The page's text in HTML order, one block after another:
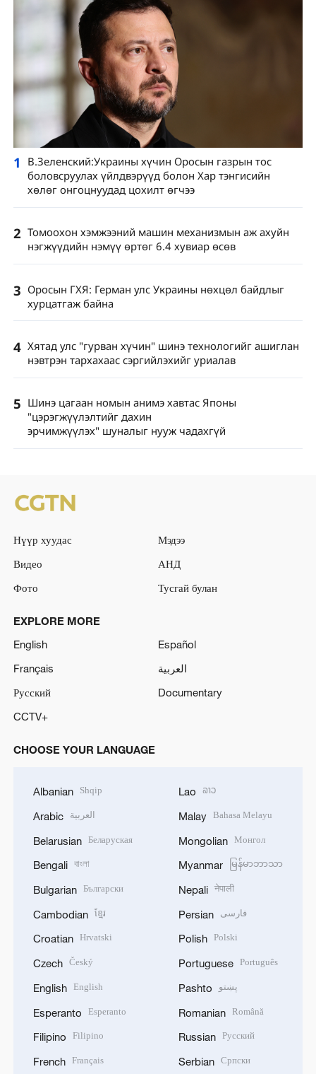
1
В.Зеленский:Украины хүчин Оросын газрын тос
боловсруулах үйлдвэрүүд болон Хар тэнгисийн
хөлөг онгоцнуудад цохилт өгчээ
2 Томоохон хэмжээний машин механизмын аж ахуйн
нэгжүүдийн нэмүү өртөг 6.4 хувиар өсөв
3 Оросын ГХЯ: Герман улс Украины нөхцөл байдлыг
хурцатгаж байна
4 Хятад улс "гурван хүчин" шинэ технологийг ашиглан
нэвтрэн тархахаас сэргийлэхийг уриалав
5 Шинэ цагаан номын анимэ хавтас Японы
"цэрэгжүүлэлтийг дахин
эрчимжүүлэх" шуналыг нууж чадахгүй
Нүүр хуудас
Мэдээ
Видео
АНД
Фото
Тусгай булан
EXPLORE MORE
English
Español
Français
العربية
Русский
Documentary
CCTV+
CHOOSE YOUR LANGUAGE
Albanian Shqip
Arabic العربية
Belarusian Беларуская
Bengali বাংলা
Bulgarian Български
Cambodian ខ្មែរ
Croatian Hrvatski
Czech Český
English English
Esperanto Esperanto
Filipino Filipino
French Français
Lao ລາວ
Malay Bahasa Melayu
Mongolian Монгол
Myanmar မြန်မာဘာသာ
Nepali नेपाली
Persian فارسی
Polish Polski
Portuguese Português
Pashto پښتو
Romanian Română
Russian Русский
Serbian Српски